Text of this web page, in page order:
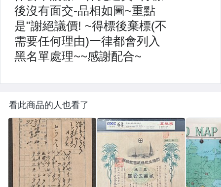
看此商品的人也看了